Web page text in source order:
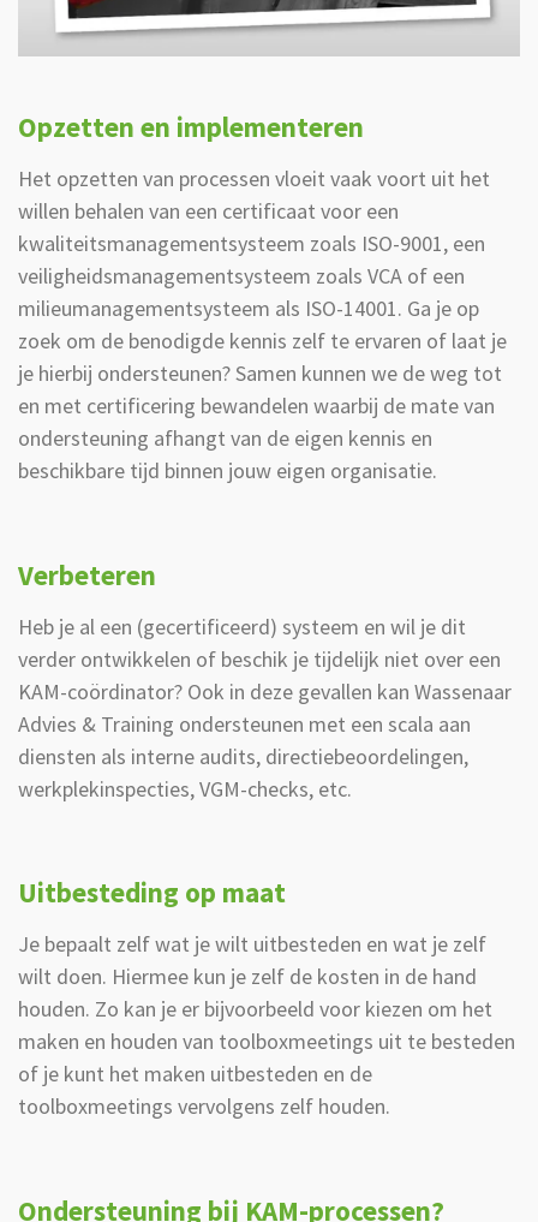
Opzetten en implementeren
Het opzetten van processen vloeit vaak voort uit het
willen behalen van een certificaat voor een
kwaliteitsmanagementsysteem zoals ISO-9001, een
veiligheidsmanagementsysteem zoals VCA of een
milieumanagementsysteem als ISO-14001. Ga je op
zoek om de benodigde kennis zelf te ervaren of laat je
je hierbij ondersteunen? Samen kunnen we de weg tot
en met certificering bewandelen waarbij de mate van
ondersteuning afhangt van de eigen kennis en
beschikbare tijd binnen jouw eigen organisatie.
Verbeteren
Heb je al een (gecertificeerd) systeem en wil je dit
verder ontwikkelen of beschik je tijdelijk niet over een
KAM-coördinator? Ook in deze gevallen kan Wassenaar
Advies & Training ondersteunen met een scala aan
diensten als interne audits, directiebeoordelingen,
werkplekinspecties, VGM-checks, etc.
Uitbesteding op maat
Je bepaalt zelf wat je wilt uitbesteden en wat je zelf
wilt doen. Hiermee kun je zelf de kosten in de hand
houden. Zo kan je er bijvoorbeeld voor kiezen om het
maken en houden van toolboxmeetings uit te besteden
of je kunt het maken uitbesteden en de
toolboxmeetings vervolgens zelf houden.
Ondersteuning bij KAM-processen?